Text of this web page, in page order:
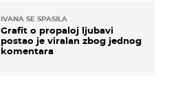
IVANA SE SPASILA
Grafit o propaloj ljubavi
postao je viralan zbog jednog
komentara